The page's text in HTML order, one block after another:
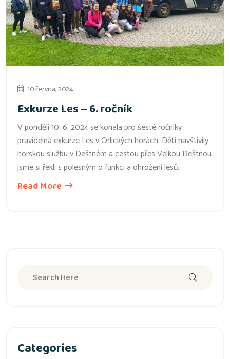
10 června, 2024
Exkurze Les – 6. ročník
V pondělí 10. 6. 2024 se konala pro šesté ročníky
pravidelná exkurze Les v Orlických horách. Děti navštívily
horskou službu v Deštném a cestou přes Velkou Deštnou
jsme si řekli s polesným o funkci a ohrožení lesů.
Read More
Categories